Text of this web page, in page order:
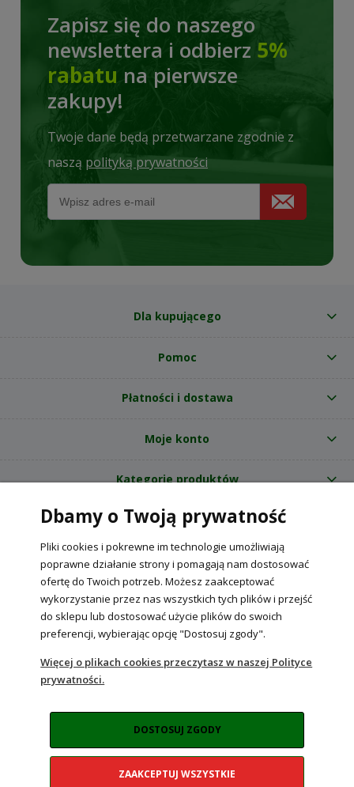
Zapisz się do naszego
newslettera i odbierz 5%
rabatu na pierwsze
zakupy!
Twoje dane będą przetwarzane zgodnie z
naszą polityką prywatności
Dla kupującego
Pomoc
Płatności i dostawa
Moje konto
Kategorie produktów
O nas
Internetowy sklep ogrodniczy z nasionami RajOgrodnika.pl
NIP: 6090037061, REGON: 260240470 | Czarnca, ul. Tęczowa 31, 29-100
Włoszczowa
POKAŻ PEŁNĄ WERSJĘ STRONY
Sklep internetowy Shoper Premium
Dbamy o Twoją prywatność
Pliki cookies i pokrewne im technologie umożliwiają
poprawne działanie strony i pomagają nam dostosować
ofertę do Twoich potrzeb. Możesz zaakceptować
wykorzystanie przez nas wszystkich tych plików i przejść
do sklepu lub dostosować użycie plików do swoich
preferencji, wybierając opcję "Dostosuj zgody".
Więcej o plikach cookies przeczytasz w naszej Polityce
prywatności.
DOSTOSUJ ZGODY
ZAAKCEPTUJ WSZYSTKIE